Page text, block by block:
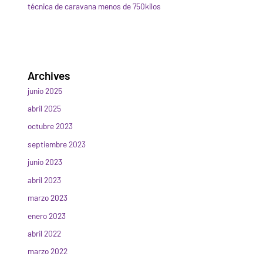
técnica de caravana menos de 750kilos
Archives
junio 2025
abril 2025
octubre 2023
septiembre 2023
junio 2023
abril 2023
marzo 2023
enero 2023
abril 2022
marzo 2022